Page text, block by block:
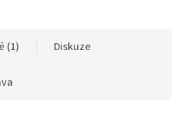
(1) Diskuze